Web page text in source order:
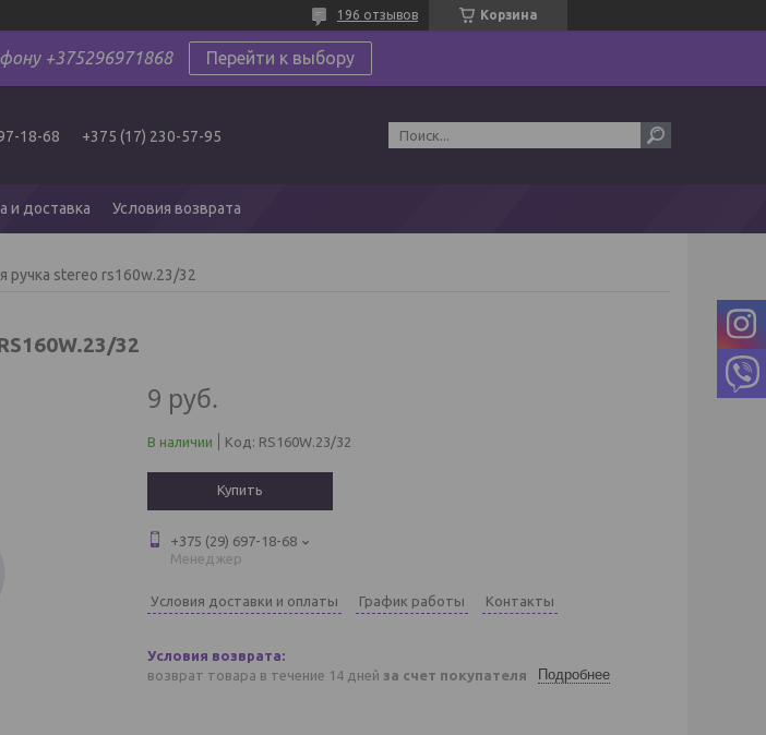
Корзина
196 отзывов
+375296971868 Перейти к выбору
18-68 +375 (17) 230-57-95
и доставка Условия возврата
ручка stereo rs160w.23/32
32
9 руб.
В наличии Код: RS160W.23/32
Купить
+375 (29) 697-18-68
Менеджер
Условия доставки и оплаты График работы Контакты
возврат товара в течение 14 дней за счет покупателя Подробнее